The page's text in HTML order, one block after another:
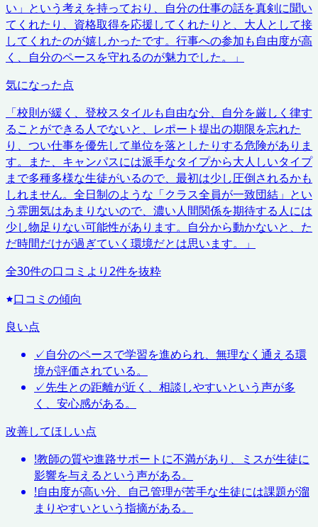
い」という考えを持っており、自分の仕事の話を真剣に聞い
てくれたり、資格取得を応援してくれたりと、大人として接
してくれたのが嬉しかったです。行事への参加も自由度が高
く、自分のペースを守れるのが魅力でした。
」
気になった点
「校則が緩く、登校スタイルも自由な分、自分を厳しく律す
ることができる人でないと、レポート提出の期限を忘れた
り、つい仕事を優先して単位を落としたりする危険がありま
す。また、キャンパスには派手なタイプから大人しいタイプ
まで多種多様な生徒がいるので、最初は少し圧倒されるかも
しれません。全日制のような「クラス全員が一致団結」とい
う雰囲気はあまりないので、濃い人間関係を期待する人には
少し物足りない可能性があります。自分から動かないと、た
だ時間だけが過ぎていく環境だとは思います。
」
全30件の口コミより2件を抜粋
口コミの傾向
良い点
✓自分のペースで学習を進められ、無理なく通える環
境が評価されている。
✓先生との距離が近く、相談しやすいという声が多
く、安心感がある。
改善してほしい点
!教師の質や進路サポートに不満があり、ミスが生徒に
影響を与えるという声がある。
!自由度が高い分、自己管理が苦手な生徒には課題が溜
まりやすいという指摘がある。